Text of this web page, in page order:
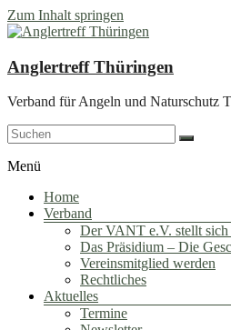
Zum Inhalt springen
Anglertreff Thüringen
Verband für Angeln und Naturschutz
Menü
Home
Verband
Der VANT e.V. stellt
Das Präsidium – Die
Vereinsmitglied werden
Rechtliches
Aktuelles
Termine